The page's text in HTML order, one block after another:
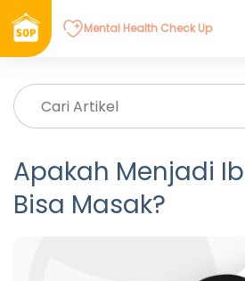
Mental Health Check Up
Apakah Menjadi
Bisa Masak?